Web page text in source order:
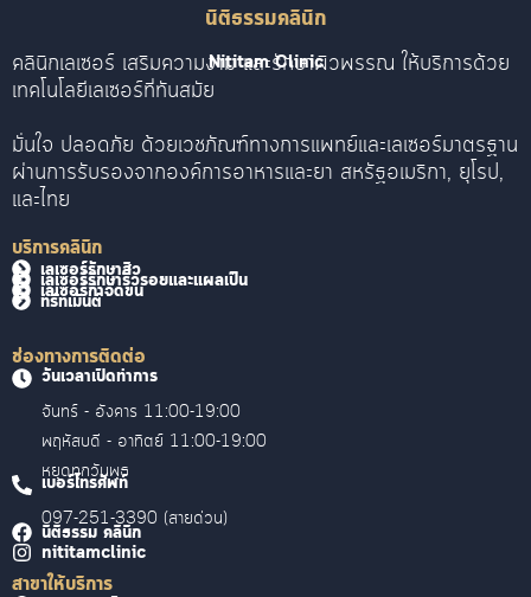
นิติธรรมคลินิก
Nititam Clinic
คลินิกเลเซอร์ เสริมความงาม และรักษาผิวพรรณ ให้บริการด้วย
เทคโนโลยีเลเซอร์ที่ทันสมัย
มั่นใจ ปลอดภัย ด้วยเวชภัณฑ์ทางการแพทย์และเลเซอร์มาตรฐาน
ผ่านการรับรองจากองค์การอาหารและยา สหรัฐอเมริกา, ยุโรป,
และไทย
บริการคลินิก
เลเซอร์รักษาสิว
เลเซอร์รักษาริ้วรอยและแผลเป็น
เลเซอร์กำจัดขน
ทรีทเม้นต์
ช่องทางการติดต่อ
วันเวลาเปิดทำการ
จันทร์ - อังคาร 11:00-19:00
พฤหัสบดี - อาทิตย์ 11:00-19:00
หยุดทุกวันพุธ
เบอร์โทรศัพท์
097-251-3390 (สายด่วน)
นิติธรรม คลินิก
nititamclinic
สาขาให้บริการ